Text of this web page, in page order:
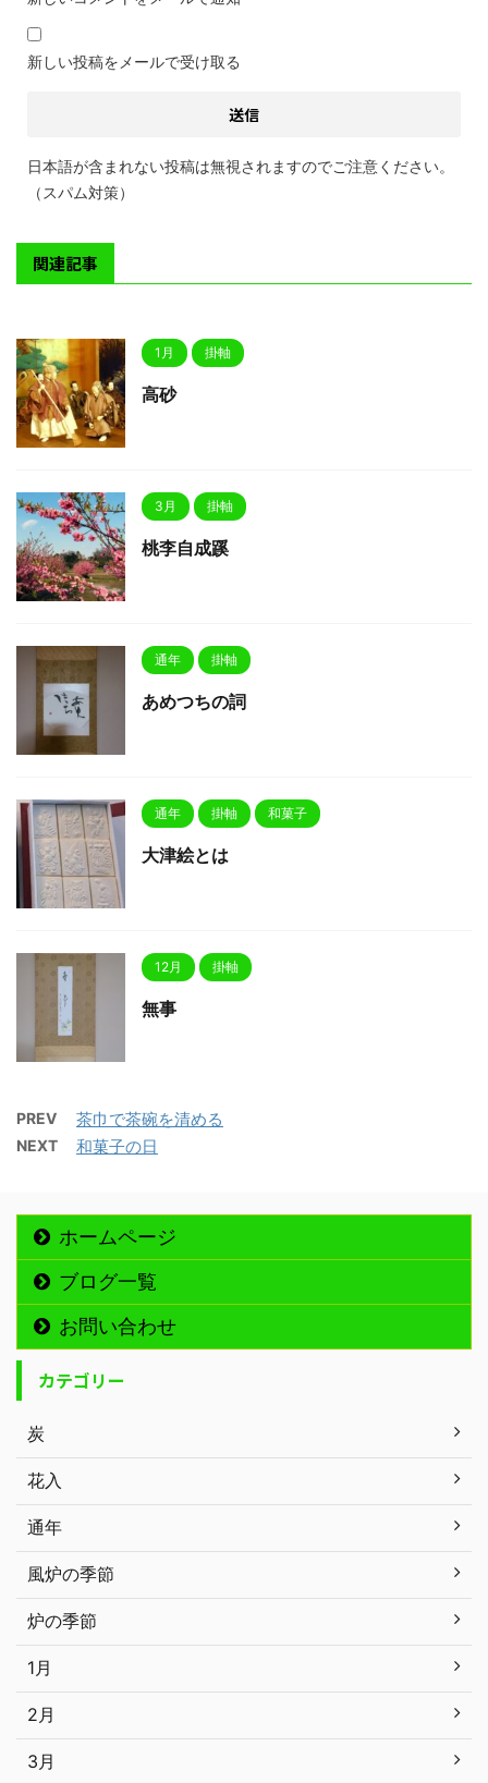
新しい投稿をメールで受け取る
日本語が含まれない投稿は無視されますのでご注意ください。
（スパム対策）
関連記事
1月 掛軸
高砂
3月 掛軸
桃李自成蹊
通年 掛軸
あめつちの詞
通年 掛軸 和菓子
大津絵とは
12月 掛軸
無事
PREV 茶巾で茶碗を清める
NEXT 和菓子の日
ホームページ
ブログ一覧
お問い合わせ
カテゴリー
炭
花入
通年
風炉の季節
炉の季節
1月
2月
3月